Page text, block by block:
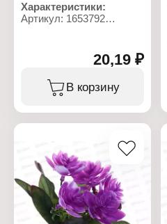
Характеристики:
Артикул: 1653792
Вариация: Букет
Модель: "Цветной"
Высота: 15 см
Материал: пластик
Особенность: с
напылением
20,19 ₽
В корзину